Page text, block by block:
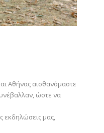
Αθήνας αισθανόμαστε
ώστε να
εκδηλώσεις μας,